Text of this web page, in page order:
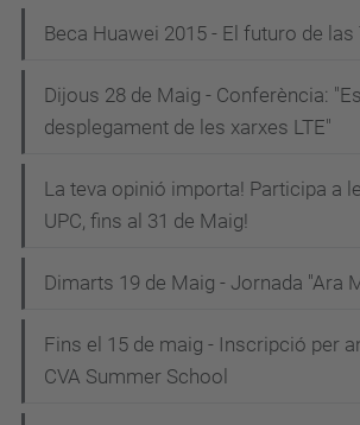
Beca Huawei 2015 - El futuro de las
Dijous 28 de Maig - Conferència:
desplegament de les xarxes LTE"
La teva opinió importa! Participa a
UPC, fins al 31 de Maig!
Dimarts 19 de Maig - Jornada "Ara
Fins el 15 de maig - Inscripció per
CVA Summer School